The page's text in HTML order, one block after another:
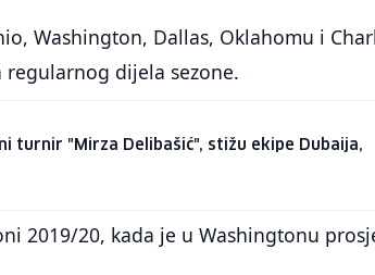
Washington, Dallas, Oklahomu i
dijela sezone.
turnir "Mirza Delibašić", stižu ekipe Dubaija,
2019/20, kada je u Washingtonu